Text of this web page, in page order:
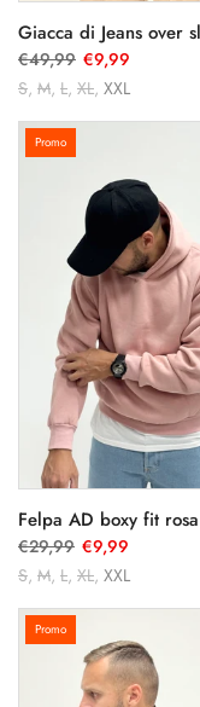
Giacca di Jeans over
€49,99 €9,99
S M L XL XXL
Promo
Felpa AD boxy fit
€29,99 €9,99
S M L XL XXL
Promo